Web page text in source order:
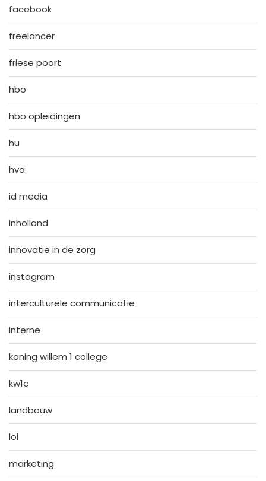
facebook
freelancer
friese poort
hbo
hbo opleidingen
hu
hva
id media
inholland
innovatie in de zorg
instagram
interculturele communicatie
interne
koning willem 1 college
kw1c
landbouw
loi
marketing